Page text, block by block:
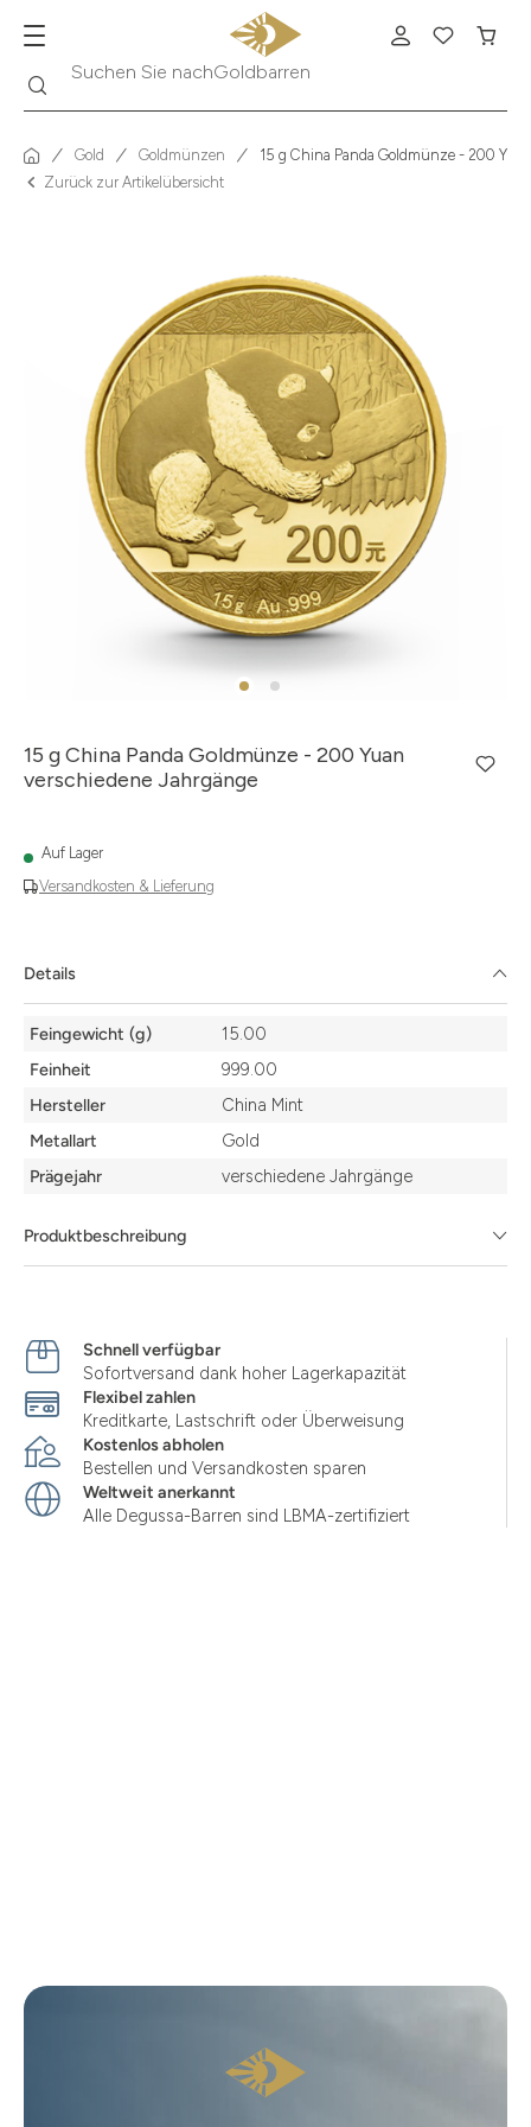
Suchen Sie nach
Gold Goldmünzen
15 g China Panda Goldmünze - 200
Zurück zur Artikelübersicht
15 g China Panda Goldmünze - 200 Yuan
verschiedene Jahrgänge
Versandkosten & Lieferung
Auf Lager
Details
Produktbeschreibung
Details
Feingewicht (g)
15.00
Feinheit
999.00
Hersteller
China Mint
Metallart
Gold
Prägejahr
verschiedene Jahrgänge
Schnell verfügbar
Sofortversand dank hoher Lagerkapazität
Flexibel zahlen
Kreditkarte, Lastschrift oder Überweisung
Kostenlos abholen
Bestellen und Versandkosten sparen
Weltweit anerkannt
Alle Degussa-Barren sind LBMA-zertifiziert